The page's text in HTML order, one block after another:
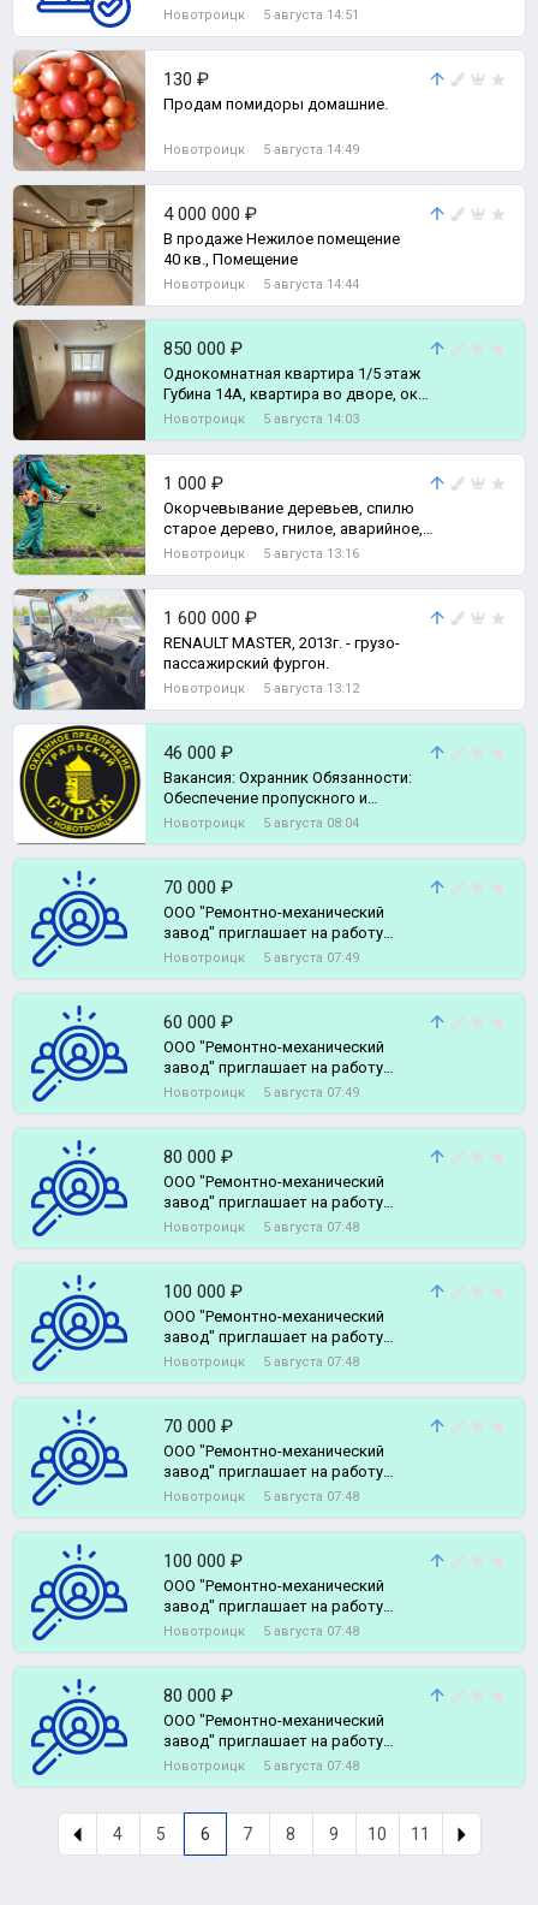
пластиковые, трубы поменяны,
квартира
Новотроицк 5 августа 14:51
130 ₽
Продам помидоры домашние.
Новотроицк 5 августа 14:49
4 000 000 ₽
В продаже Нежилое помещение
40 кв., Помещение
Новотроицк 5 августа 14:44
850 000 ₽
Однокомнатная квартира 1/5 этаж
Губина 14А, квартира во дворе, окна
во двор, скрыто от дороги о, 1-
Новотроицк 5 августа 14:03
1 000 ₽
Окорчевывание деревьев, спилю
старое дерево, гнилое, аварийное,
спилю ветки не нужные.
Новотроицк 5 августа 13:16
1 600 000 ₽
RENAULT MASTER, 2013г. - грузо-
пассажирский фургон.
Новотроицк 5 августа 13:12
46 000 ₽
Вакансия: Охранник Обязанности:
Обеспечение пропускного и
внутриобъектового режима
Новотроицк 5 августа 08:04
70 000 ₽
ООО "Ремонтно-механический
завод" приглашает на работу
технолога-нормировщика.
Новотроицк 5 августа 07:49
60 000 ₽
ООО "Ремонтно-механический
завод" приглашает на работу
конструктора.
Новотроицк 5 августа 07:49
80 000 ₽
ООО "Ремонтно-механический
завод" приглашает на работу
термиста. тел 8 (3537) 60-12-49, 8
Новотроицк 5 августа 07:48
100 000 ₽
ООО "Ремонтно-механический
завод" приглашает на работу
инженера - гидравлика.
Новотроицк 5 августа 07:48
70 000 ₽
ООО "Ремонтно-механический
завод" приглашает на работу
оператора станков с программным
Новотроицк 5 августа 07:48
100 000 ₽
ООО "Ремонтно-механический
завод" приглашает на работу
токаря-расточника.
Новотроицк 5 августа 07:48
80 000 ₽
ООО "Ремонтно-механический
завод" приглашает на работу
электромонтера.
Новотроицк 5 августа 07:48
4 5 6 7 8 9 10 11